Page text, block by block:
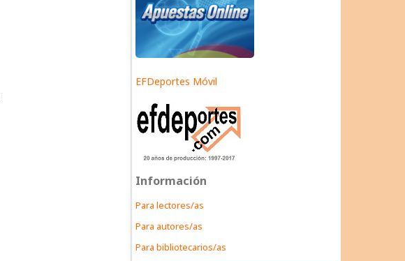
EFDeportes Móvil
Información
Para lectores/as
Para autores/as
Para bibliotecarios/as